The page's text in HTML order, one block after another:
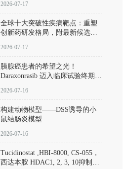
应用指南
2026-07-17
全球十大突破性疾病靶点：重塑
创新药研发格局，附最新候选分
2026-07-17
胰腺癌患者的希望之光！
Daraxonrasib 迈入临床试验终期阶
2026-07-16
构建动物模型——DSS诱导的小
鼠结肠炎模型
2026-07-16
Tucidinostat ,HBI-8000, CS-055，
西达本胺 HDAC1, 2, 3, 10抑制剂